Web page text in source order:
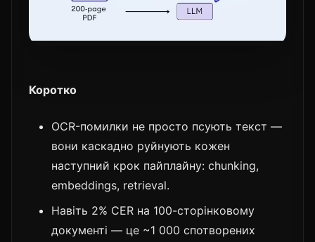
Коротко
OCR-помилки не просто псують текст —
вони каскадно руйнують кожен
наступний крок пайплайну: chunking,
embeddings, retrieval.
Навіть 2% CER на 100-сторінковому
документі — це ~1 000 спотворених